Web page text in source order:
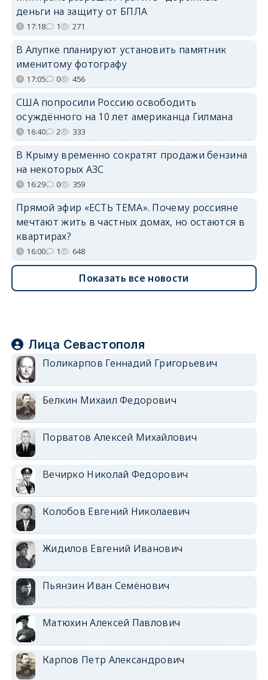
деньги на защиту от БПЛА
17:18 1 271
В Алупке планируют установить памятник
именитому фотографу
17:05 0 456
США попросили Россию освободить
осуждённого на 10 лет американца Гилмана
16:40 2 333
В Крыму временно сократят продажи бензина
на некоторых АЗС
16:29 0 359
Прямой эфир «ЕСТЬ ТЕМА». Почему россияне
мечтают жить в частных домах, но остаются в
квартирах?
16:00 1 648
Показать все новости
Лица Севастополя
Поликарпов Геннадий Григорьевич
Белкин Михаил Федорович
Порватов Алексей Михайлович
Вечирко Николай Федорович
Колобов Евгений Николаевич
Жидилов Евгений Иванович
Пьянзин Иван Семёнович
Матюхин Алексей Павлович
Карпов Петр Александрович